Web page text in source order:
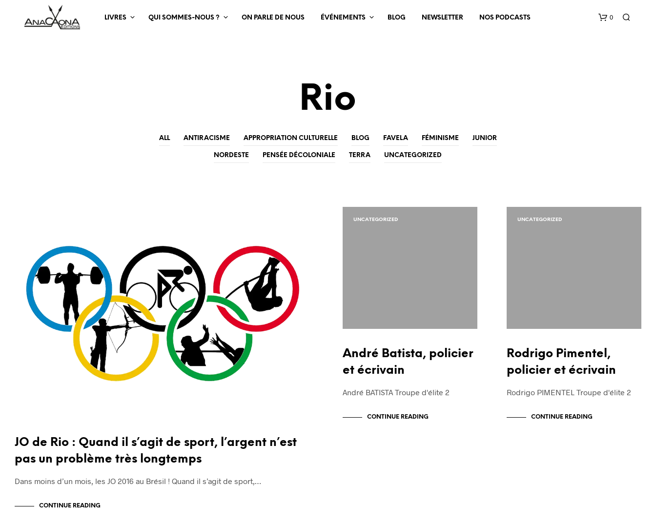
LIVRES QUI SOMMES-NOUS ? ON PARLE DE NOUS ÉVÉNEMENTS BLOG NEWSLETTER NOS PODCASTS 0
I
Rio
ALL ANTIRACISME APPROPRIATION CULTURELLE BLOG FAVELA FÉMINISME JUNIOR
NORDESTE PENSÉE DÉCOLONIALE TERRA UNCATEGORIZED
JO de Rio : Quand il s’agit de sport, l’argent n’est
pas un problème très longtemps
Dans moins d’un mois, les JO 2016 au Brésil ! Quand il s’agit de sport,…
CONTINUE READING
UNCATEGORIZED
André Batista, policier
et écrivain
André BATISTA Troupe d'élite 2
CONTINUE READING
UNCATEGORIZED
Rodrigo Pimentel,
policier et écrivain
Rodrigo PIMENTEL Troupe d'élite 2
CONTINUE READING